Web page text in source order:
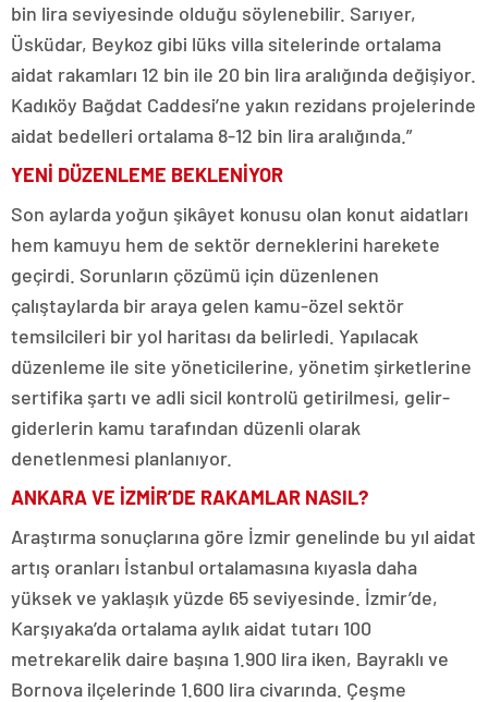
bin lira seviyesinde olduğu söylenebilir. Sarıyer,
Üsküdar, Beykoz gibi lüks villa sitelerinde ortalama
aidat rakamları 12 bin ile 20 bin lira aralığında değişiyor.
Kadıköy Bağdat Caddesi’ne yakın rezidans projelerinde
aidat bedelleri ortalama 8-12 bin lira aralığında.”
YENİ DÜZENLEME BEKLENİYOR
Son aylarda yoğun şikâyet konusu olan konut aidatları
hem kamuyu hem de sektör derneklerini harekete
geçirdi. Sorunların çözümü için düzenlenen
çalıştaylarda bir araya gelen kamu-özel sektör
temsilcileri bir yol haritası da belirledi. Yapılacak
düzenleme ile site yöneticilerine, yönetim şirketlerine
sertifika şartı ve adli sicil kontrolü getirilmesi, gelir-
giderlerin kamu tarafından düzenli olarak
denetlenmesi planlanıyor.
ANKARA VE İZMİR’DE RAKAMLAR NASIL?
Araştırma sonuçlarına göre İzmir genelinde bu yıl aidat
artış oranları İstanbul ortalamasına kıyasla daha
yüksek ve yaklaşık yüzde 65 seviyesinde. İzmir’de,
Karşıyaka’da ortalama aylık aidat tutarı 100
metrekarelik daire başına 1.900 lira iken, Bayraklı ve
Bornova ilçelerinde 1.600 lira civarında. Çeşme